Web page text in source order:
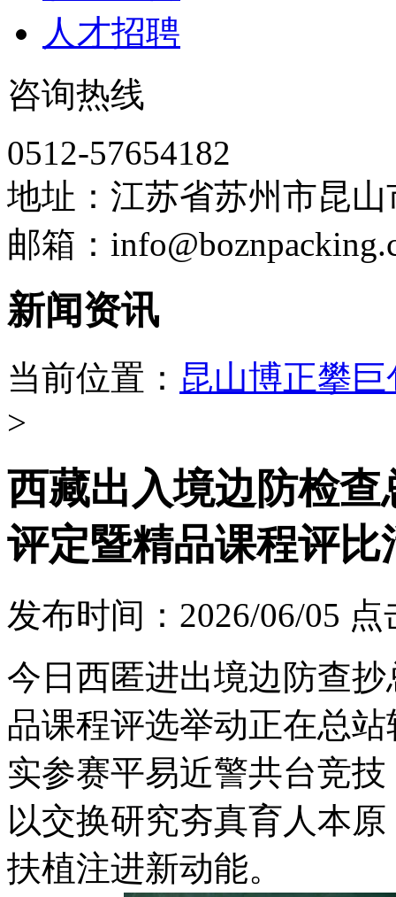
人才招聘
咨询热线
0512-57654182
地址：江苏省苏州市昆
邮箱：
新闻资讯
当前位置： 昆山博正攀
>
西藏出入境边防检
评定暨精品课程评比
发布时间：2026/06/05 点
今日西匿进出境边防查
品课程评选举动正在总
实参赛平易近警共台竞
以交换研究夯真育人本
扶植注进新动能。